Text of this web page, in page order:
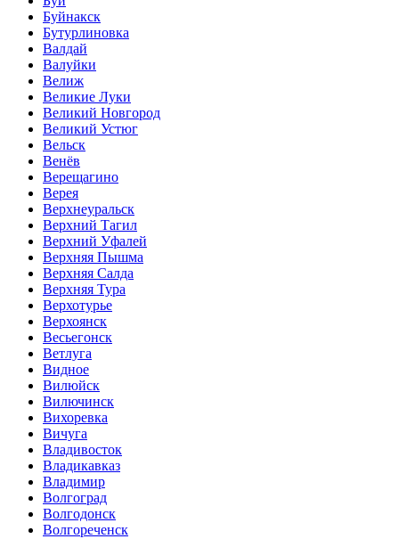
Буйнакск
Бутурлиновка
Валдай
Валуйки
Велиж
Великие Луки
Великий Новгород
Великий Устюг
Вельск
Венёв
Верещагино
Верея
Верхнеуральск
Верхний Тагил
Верхний Уфалей
Верхняя Пышма
Верхняя Салда
Верхняя Тура
Верхотурье
Верхоянск
Весьегонск
Ветлуга
Видное
Вилюйск
Вилючинск
Вихоревка
Вичуга
Владивосток
Владикавказ
Владимир
Волгоград
Волгодонск
Волгореченск